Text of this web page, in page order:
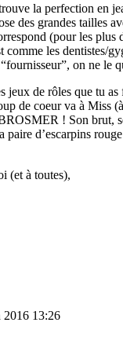
la perfection en
des grandes tailles
(pour les plus
comme les dentistes/
on ne le
jeux de rôles que tu
de coeur va à Miss
! Son brut,
paire d’escarpins
(et à toutes),
2016 13:26